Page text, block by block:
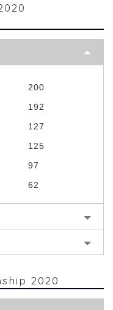
200
192
127
125
97
62
2020